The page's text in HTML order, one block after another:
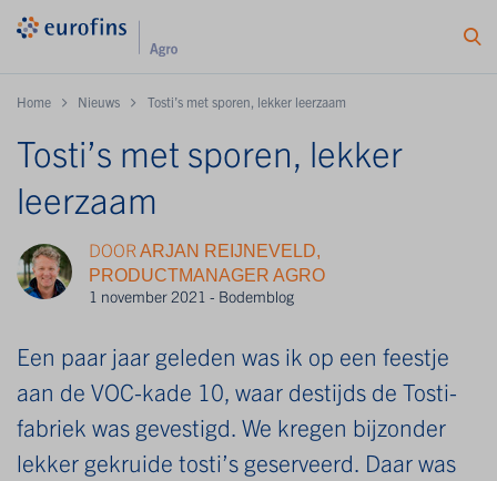
Home Nieuws Tosti’s met sporen, lekker leerzaam
Tosti’s met sporen, lekker
leerzaam
DOOR ARJAN REIJNEVELD,
PRODUCTMANAGER AGRO
1 november 2021 - Bodemblog
Een paar jaar geleden was ik op een feestje
aan de VOC-kade 10, waar destijds de Tosti-
fabriek was gevestigd. We kregen bijzonder
lekker gekruide tosti’s geserveerd. Daar was